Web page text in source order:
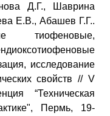
Д.Г., Шаврина
Е.В., Абашев Г.Г..
тиофеновые,
исследование
свойств // V
“Техническая
Пермь, 19-